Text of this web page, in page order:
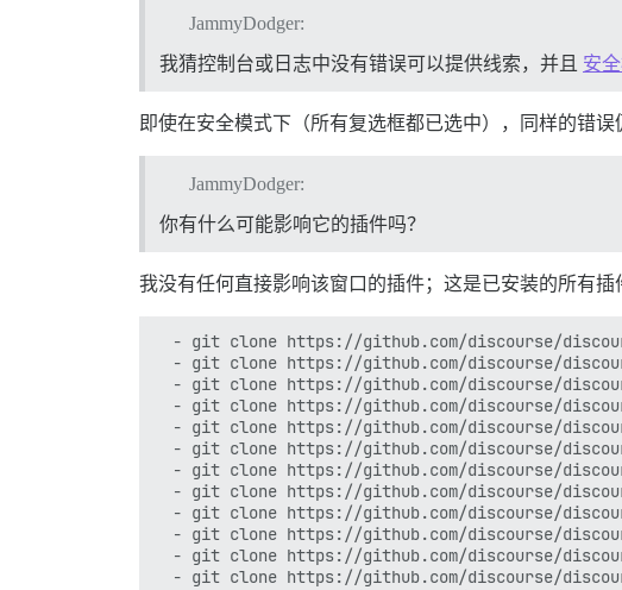
JammyDodger:
我猜控制台或日志中没有错误可以提供线索，并且 安
即使在安全模式下（所有复选框都已选中），同样的错误
JammyDodger:
你有什么可能影响它的插件吗？
我没有任何直接影响该窗口的插件；这是已安装的所有插
- git clone https://github.com/discourse/
- git clone https://github.com/discourse/
- git clone https://github.com/discourse/
- git clone https://github.com/discourse/
- git clone https://github.com/discourse/
- git clone https://github.com/discourse/
- git clone https://github.com/discourse/
- git clone https://github.com/discourse/
- git clone https://github.com/discourse/
- git clone https://github.com/discourse/
- git clone https://github.com/discourse/
- git clone https://github.com/discourse/